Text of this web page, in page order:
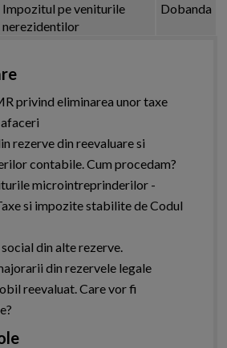
Impozitul pe veniturile
nerezidentilor
Dobanda
privind eliminarea unor taxe
rezerve din reevaluare si
contabile. Cum procedam?
microintreprinderilor -
si impozite stabilite de Codul
din alte rezerve.
din rezervele legale
reevaluat. Care vor fi